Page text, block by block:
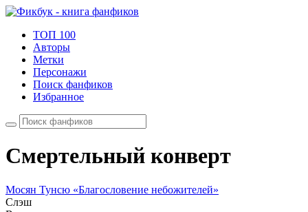
ТОП 100
Авторы
Метки
Персонажи
Поиск фанфиков
Избранное
Смертельный конверт
Мосян Тунсю «Благословение небожителей»
Слэш